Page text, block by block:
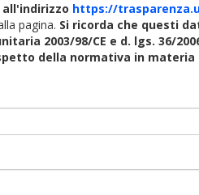
all'indirizzo https://
pagina. Si ricorda che questi
2003/98/CE e d. lgs. 36/
della normativa in